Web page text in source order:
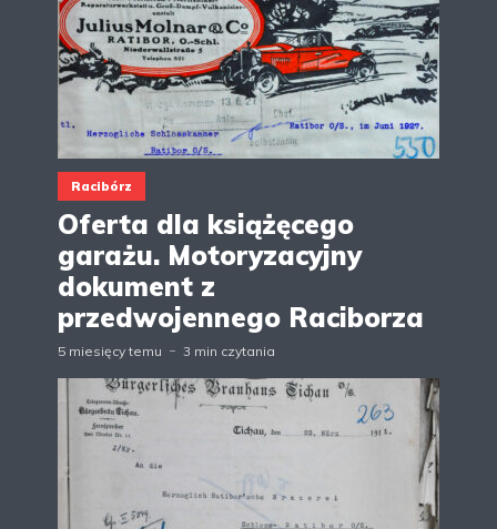
Racibórz
Oferta dla książęcego
garażu. Motoryzacyjny
dokument z
przedwojennego Raciborza
5 miesięcy temu 3 min czytania